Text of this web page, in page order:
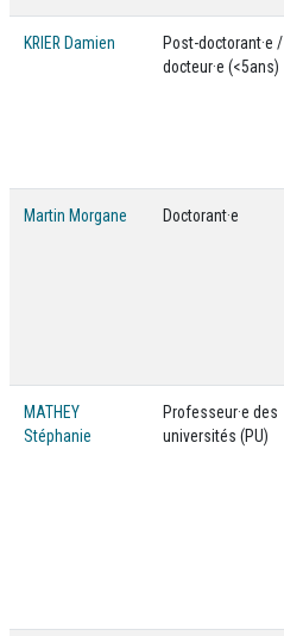
KRIER Damien
Post-doctorant·e /
docteur·e (<5ans)
Martin Morgane Doctorant·e
MATHEY
Stéphanie
Professeur·e des
universités (PU)